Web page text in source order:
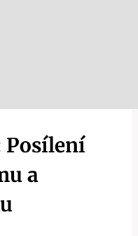
Posílení
a